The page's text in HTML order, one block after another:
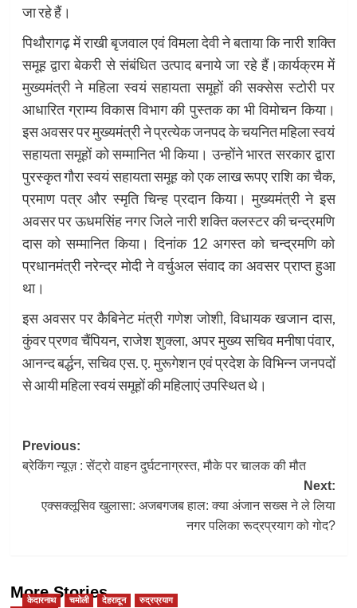
जा रहे हैं।
पिथौरागढ़ में राखी बृजवाल एवं विमला देवी ने बताया कि नारी शक्ति
समूह द्वारा बेकरी से संबंधित उत्पाद बनाये जा रहे हैं।कार्यक्रम में
मुख्यमंत्री ने महिला स्वयं सहायता समूहों की सक्सेस स्टोरी पर
आधारित ग्राम्य विकास विभाग की पुस्तक का भी विमोचन किया।
इस अवसर पर मुख्यमंत्री ने प्रत्येक जनपद के चयनित महिला स्वयं
सहायता समूहों को सम्मानित भी किया। उन्होंने भारत सरकार द्वारा
पुरस्कृत गौरा स्वयं सहायता समूह को एक लाख रूपए राशि का चैक,
प्रमाण पत्र और स्मृति चिन्ह प्रदान किया। मुख्यमंत्री ने इस
अवसर पर ऊधमसिंह नगर जिले नारी शक्ति क्लस्टर की चन्द्रमणि
दास को सम्मानित किया। दिनांक 12 अगस्त को चन्द्रमणि को
प्रधानमंत्री नरेन्द्र मोदी ने वर्चुअल संवाद का अवसर प्राप्त हुआ
था।
इस अवसर पर कैबिनेट मंत्री गणेश जोशी, विधायक खजान दास,
कुंवर प्रणव चैंपियन, राजेश शुक्ला, अपर मुख्य सचिव मनीषा पंवार,
आनन्द बर्द्धन, सचिव एस. ए. मुरूगेशन एवं प्रदेश के विभिन्न जनपदों
से आयी महिला स्वयं समूहों की महिलाएं उपस्थित थे।
Post
navigation
Previous:
ब्रेकिंग न्यूज़ : सेंट्रो वाहन दुर्घटनाग्रस्त, मौके पर चालक की मौत
Next:
एक्सक्लूसिव खुलासा: अजबगजब हाल: क्या अंजान सख्स ने ले लिया
नगर पलिका रूद्रप्रयाग को गोद?
More Stories
केदारनाथ चमोली देहरादून रुद्रप्रयाग